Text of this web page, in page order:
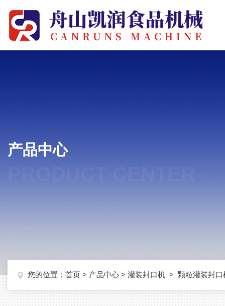
产品中心
您的位置： 首页 > 产品中心 > 灌装封口机 > 颗粒灌装封口